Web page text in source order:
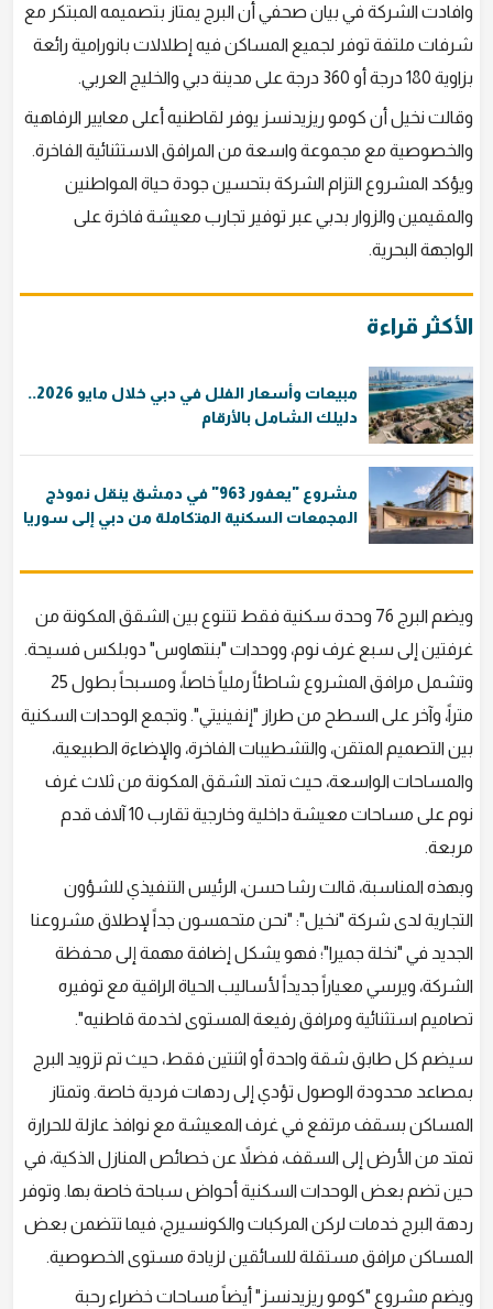
وافادت الشركة في بيان صحفي أن البرج يمتاز بتصميمه المبتكر مع
شرفات ملتفة توفر لجميع المساكن فيه إطلالات بانورامية رائعة
بزاوية 180 درجة أو 360 درجة على مدينة دبي والخليج العربي.
وقالت نخيل أن كومو ريزيدنسز يوفر لقاطنيه أعلى معايير الرفاهية
والخصوصية مع مجموعة واسعة من المرافق الاستثنائية الفاخرة.
ويؤكد المشروع التزام الشركة بتحسين جودة حياة المواطنين
والمقيمين والزوار بدبي عبر توفير تجارب معيشة فاخرة على
الواجهة البحرية.
الأكثر قراءة
مبيعات وأسعار الفلل في دبي خلال مايو 2026..
دليلك الشامل بالأرقام
مشروع "يعفور 963" في دمشق ينقل نموذج
المجمعات السكنية المتكاملة من دبي إلى سوريا
ويضم البرج 76 وحدة سكنية فقط تتنوع بين الشقق المكونة من
غرفتين إلى سبع غرف نوم، ووحدات "بنتهاوس" دوبلكس فسيحة.
وتشمل مرافق المشروع شاطئاً رملياً خاصاً، ومسبحاً بطول 25
متراً، وآخر على السطح من طراز "إنفينيتي". وتجمع الوحدات السكنية
بين التصميم المتقن، والتشطيبات الفاخرة، والإضاءة الطبيعية،
والمساحات الواسعة، حيث تمتد الشقق المكونة من ثلاث غرف
نوم على مساحات معيشة داخلية وخارجية تقارب 10 آلاف قدم
مربعة.
وبهذه المناسبة، قالت رشا حسن، الرئيس التنفيذي للشؤون
التجارية لدى شركة "نخيل": "نحن متحمسون جداً لإطلاق مشروعنا
الجديد في "نخلة جميرا"؛ فهو يشكل إضافة مهمة إلى محفظة
الشركة، ويرسي معياراً جديداً لأساليب الحياة الراقية مع توفيره
تصاميم استثنائية ومرافق رفيعة المستوى لخدمة قاطنيه".
سيضم كل طابق شقة واحدة أو اثنتين فقط، حيث تم تزويد البرج
بمصاعد محدودة الوصول تؤدي إلى ردهات فردية خاصة. وتمتاز
المساكن بسقف مرتفع في غرف المعيشة مع نوافذ عازلة للحرارة
تمتد من الأرض إلى السقف، فضلاً عن خصائص المنازل الذكية، في
حين تضم بعض الوحدات السكنية أحواض سباحة خاصة بها. وتوفر
ردهة البرج خدمات لركن المركبات والكونسيرج، فيما تتضمن بعض
المساكن مرافق مستقلة للسائقين لزيادة مستوى الخصوصية.
ويضم مشروع "كومو ريزيدنسز" أيضاً مساحات خضراء رحبة